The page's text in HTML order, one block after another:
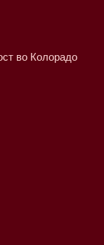
во Колорадо